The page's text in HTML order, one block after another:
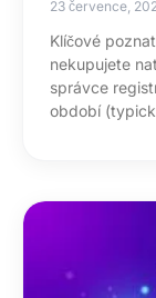
23 července,
Klíčové
nekupujete
správce
období